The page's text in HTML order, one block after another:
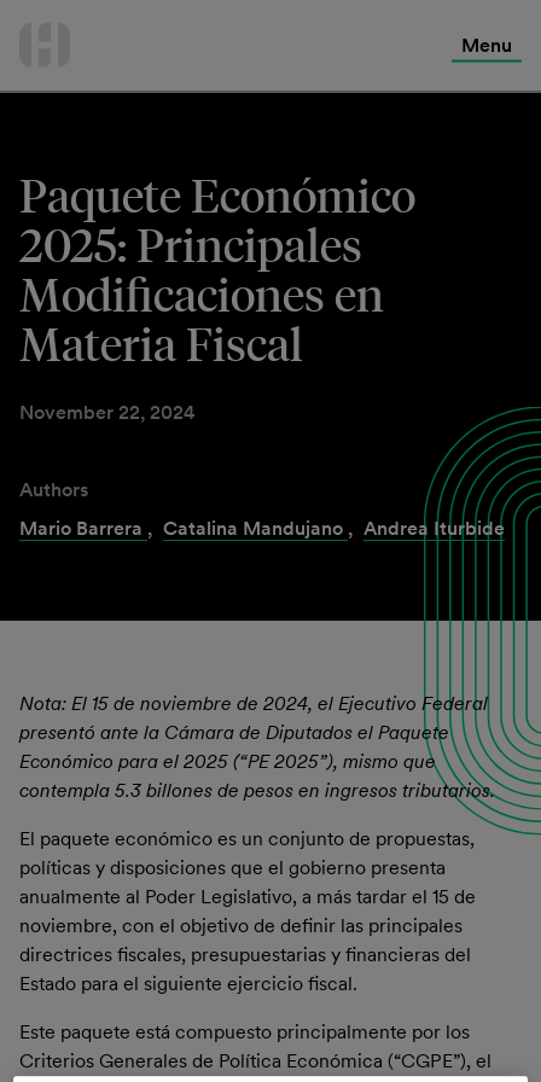
Menu
Paquete Económico
2025: Principales
Modificaciones en
Materia Fiscal
November 22, 2024
Authors
Mario Barrera , Catalina Mandujano , Andrea Iturbide
Nota: El 15 de noviembre de 2024, el Ejecutivo Federal
presentó ante la Cámara de Diputados el Paquete
Económico para el 2025 (“PE 2025”), mismo que
contempla 5.3 billones de pesos en ingresos tributarios.
El paquete económico es un conjunto de propuestas,
políticas y disposiciones que el gobierno presenta
anualmente al Poder Legislativo, a más tardar el 15 de
noviembre, con el objetivo de definir las principales
directrices fiscales, presupuestarias y financieras del
Estado para el siguiente ejercicio fiscal.
Este paquete está compuesto principalmente por los
Criterios Generales de Política Económica (“CGPE”), el